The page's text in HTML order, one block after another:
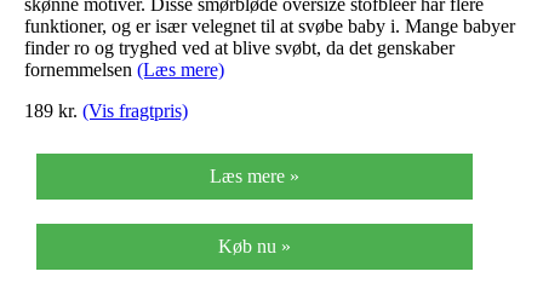
Done by Deer
funktioner, og er især velegnet til at svøbe baby i. Mange babyer
finder ro og tryghed ved at blive svøbt, da det genskaber
fornemmelsen (Læs mere)
189 kr. (Vis fragtpris)
Læs mere »
Køb nu »